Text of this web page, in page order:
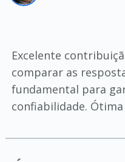
Excelente
comparar as
fundamental para
confiabilidade.